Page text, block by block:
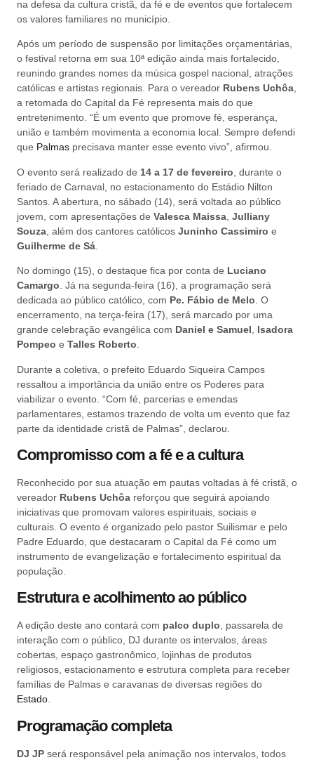
na defesa da cultura cristã, da fé e de eventos que fortalecem
os valores familiares no município.
Após um período de suspensão por limitações orçamentárias,
o festival retorna em sua 10ª edição ainda mais fortalecido,
reunindo grandes nomes da música gospel nacional, atrações
católicas e artistas regionais. Para o vereador Rubens Uchôa,
a retomada do Capital da Fé representa mais do que
entretenimento. “É um evento que promove fé, esperança,
união e também movimenta a economia local. Sempre defendi
que Palmas precisava manter esse evento vivo”, afirmou.
O evento será realizado de 14 a 17 de fevereiro , durante o
feriado de Carnaval, no estacionamento do Estádio Nilton
Santos. A abertura, no sábado (14), será voltada ao público
jovem, com apresentações de Valesca Maissa Julliany
Souza , além dos cantores católicos Juninho Cassimiro e
Guilherme de Sá
No domingo (15), o destaque fica por conta de Luciano
Camargo . Já na segunda-feira (16), a programação será
dedicada ao público católico, com Pe. Fábio de Melo . O
encerramento, na terça-feira (17), será marcado por uma
grande celebração evangélica com Daniel e Samuel
Isadora
Pompeo e Talles Roberto
Durante a coletiva, o prefeito Eduardo Siqueira Campos
ressaltou a importância da união entre os Poderes para
viabilizar o evento. “Com fé, parcerias e emendas
parlamentares, estamos trazendo de volta um evento que faz
parte da identidade cristã de Palmas”, declarou.
Compromisso com a fé e a cultura
Reconhecido por sua atuação em pautas voltadas à fé cristã, o
vereador Rubens Uchôa reforçou que seguirá apoiando
iniciativas que promovam valores espirituais, sociais e
culturais. O evento é organizado pelo pastor Suilismar e pelo
Padre Eduardo, que destacaram o Capital da Fé como um
instrumento de evangelização e fortalecimento espiritual da
população.
Estrutura e acolhimento ao público
A edição deste ano contará com palco duplo, passarela de
interação com o público, DJ durante os intervalos, áreas
cobertas, espaço gastronômico, lojinhas de produtos
religiosos, estacionamento e estrutura completa para receber
famílias de Palmas e caravanas de diversas regiões do
Estado.
Programação completa
DJ JP será responsável pela animação nos intervalos, todos